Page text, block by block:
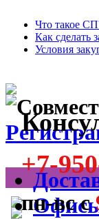
Что такое
Как сделать
Условия
+7-
пн-вс с